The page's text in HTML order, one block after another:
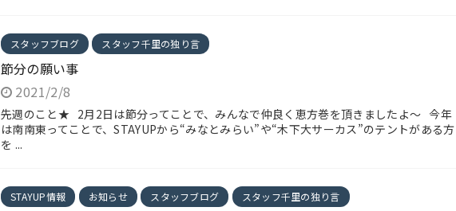
スタッフブログ スタッフ千里の独り言
節分の願い事
2021/2/8
先週のこと★ 2月2日は節分ってことで、みんなで仲良く恵方巻を頂きましたよ～ 今年
は南南東ってことで、STAYUPから“みなとみらい”や“木下大サーカス”のテントがある方
を ...
STAYUP情報 お知らせ スタッフブログ スタッフ千里の独り言